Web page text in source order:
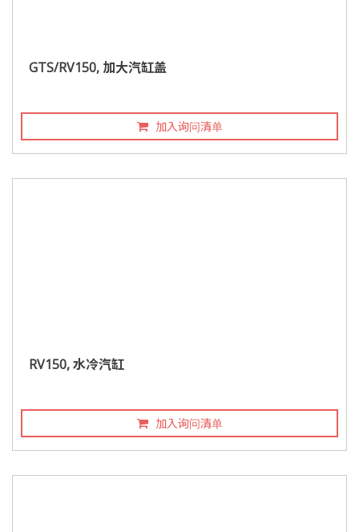
GTS/RV150, 加大汽缸盖
加入询问清单
RV150, 水冷汽缸
加入询问清单